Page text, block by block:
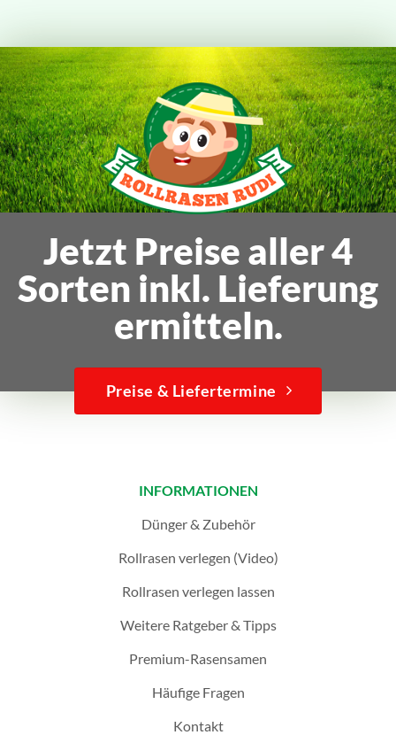
Jetzt Preise aller 4
Sorten inkl. Lieferung
ermitteln.
Preise & Liefertermine
INFORMATIONEN
Dünger & Zubehör
Rollrasen verlegen (Video)
Rollrasen verlegen lassen
Weitere Ratgeber & Tipps
Premium-Rasensamen
Häufige Fragen
Kontakt